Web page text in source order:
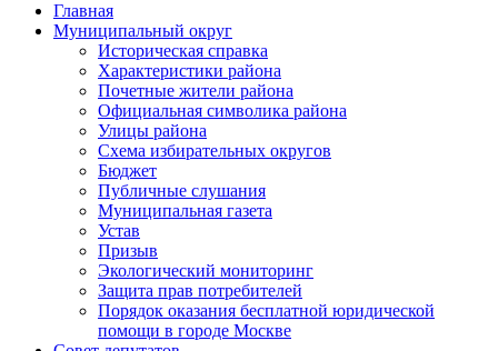
Главная
Муниципальный округ
Историческая справка
Характеристики района
Почетные жители района
Официальная символика района
Улицы района
Схема избирательных округов
Бюджет
Публичные слушания
Муниципальная газета
Устав
Призыв
Экологический мониторинг
Защита прав потребителей
Порядок оказания бесплатной юридической
помощи в городе Москве